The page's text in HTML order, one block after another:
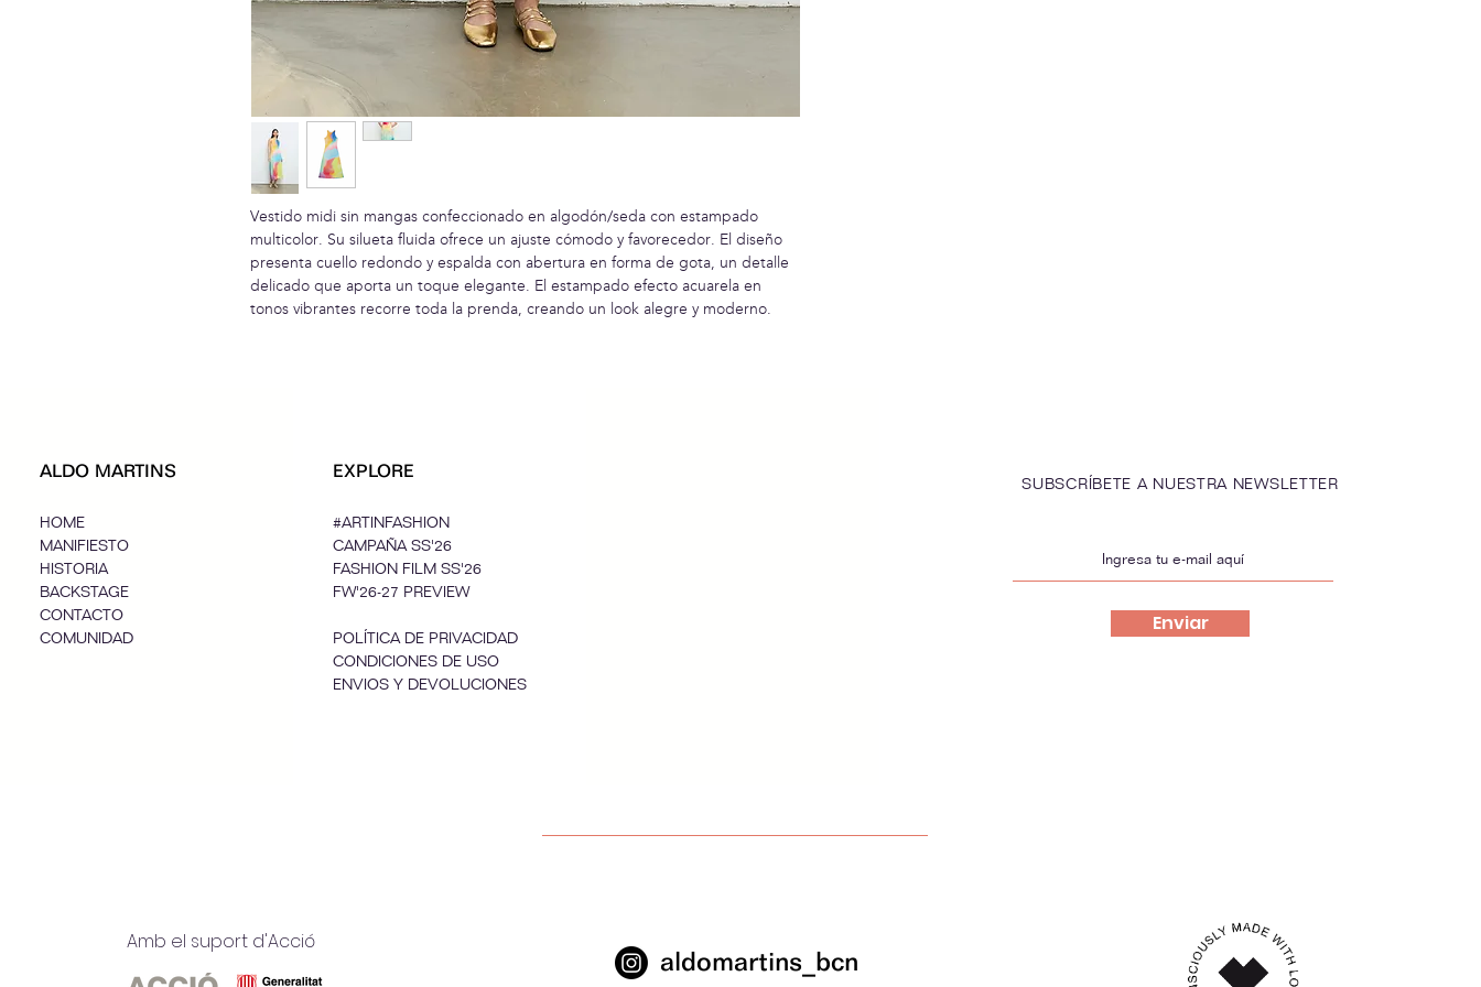
Vestido midi sin mangas confeccionado en algodón/seda con estampado
multicolor. Su silueta fluida ofrece un ajuste cómodo y favorecedor. El diseño
presenta cuello redondo y espalda con abertura en forma de gota, un detalle
delicado que aporta un toque elegante. El estampado efecto acuarela en
tonos vibrantes recorre toda la prenda, creando un look alegre y moderno.
ALDO MARTINS
HOME
MANIFIESTO
HISTORIA
BACKSTAGE
CONTACTO
COMUNIDAD
EXPLORE
#ARTINFASHION
CAMPAÑA SS'26
FASHION FILM SS'26
FW'26-27 PREVIEW
POLÍTICA DE PRIVACIDAD
CONDICIONES DE USO
ENVIOS Y DEVOLUCIONES
SUBSCRÍBETE A NUESTRA NEWSLETTER
Enviar
Amb el suport d'Acció
aldomartins_bcn